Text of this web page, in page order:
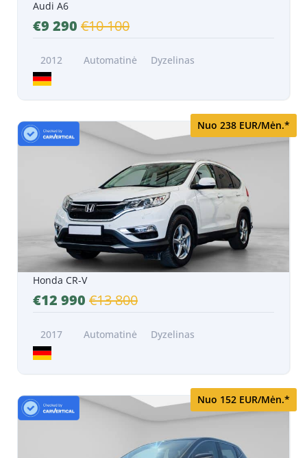
Audi A6
€9 290 €10 100
2012 Automatinė Dyzelinas
Nuo 238 EUR/Mėn.*
Honda CR-V
€12 990 €13 800
2017 Automatinė Dyzelinas
Nuo 152 EUR/Mėn.*